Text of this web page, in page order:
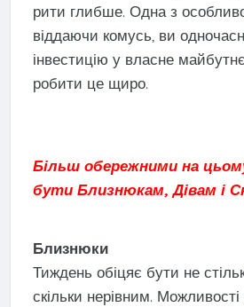
рити глибше. Одна з
віддаючи комусь, ви
інвестицію у власне
робити це щиро.
Більш обережними на
бути Близнюкам, Дівам і
Близнюки
Тиждень обіцяє бути не
скільки нерівним. Можливості